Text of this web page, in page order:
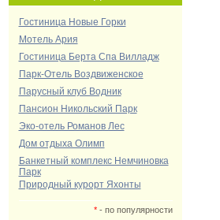
Гостиница Новые Горки
Мотель Ария
Гостиница Берта Спа Вилладж
Парк-Отель Воздвиженское
Парусный клуб Водник
Пансион Никольский Парк
Эко-отель Романов Лес
Дом отдыха Олимп
Банкетный комплекс Немчиновка
Парк
Природный курорт Яхонты
*- по популярности